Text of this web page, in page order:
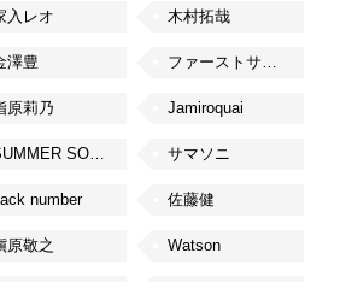
入レオ 木村拓哉
澤豊 ファーストサマーウイカ
原莉乃 Jamiroquai
SUMMER SONIC サマソニ
number 佐藤健
原敬之 Watson